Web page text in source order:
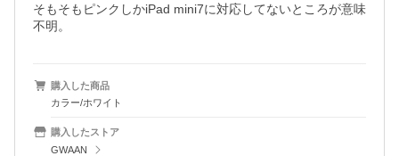
そもそもピンクしかiPad mini7に対応してないところが意味
不明。
購入した商品
カラー/ホワイト
購入したストア
GWAAN